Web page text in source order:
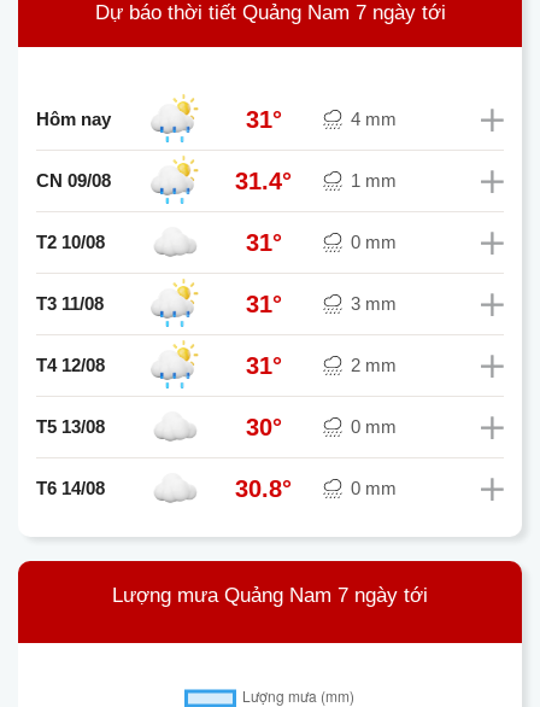
Dự báo thời tiết Quảng Nam 7 ngày tới
Hôm nay 31° 4 mm
CN 09/08 31.4° 1 mm
T2 10/08 31° 0 mm
T3 11/08 31° 3 mm
T4 12/08 31° 2 mm
T5 13/08 30° 0 mm
T6 14/08 30.8° 0 mm
Lượng mưa Quảng Nam 7 ngày tới